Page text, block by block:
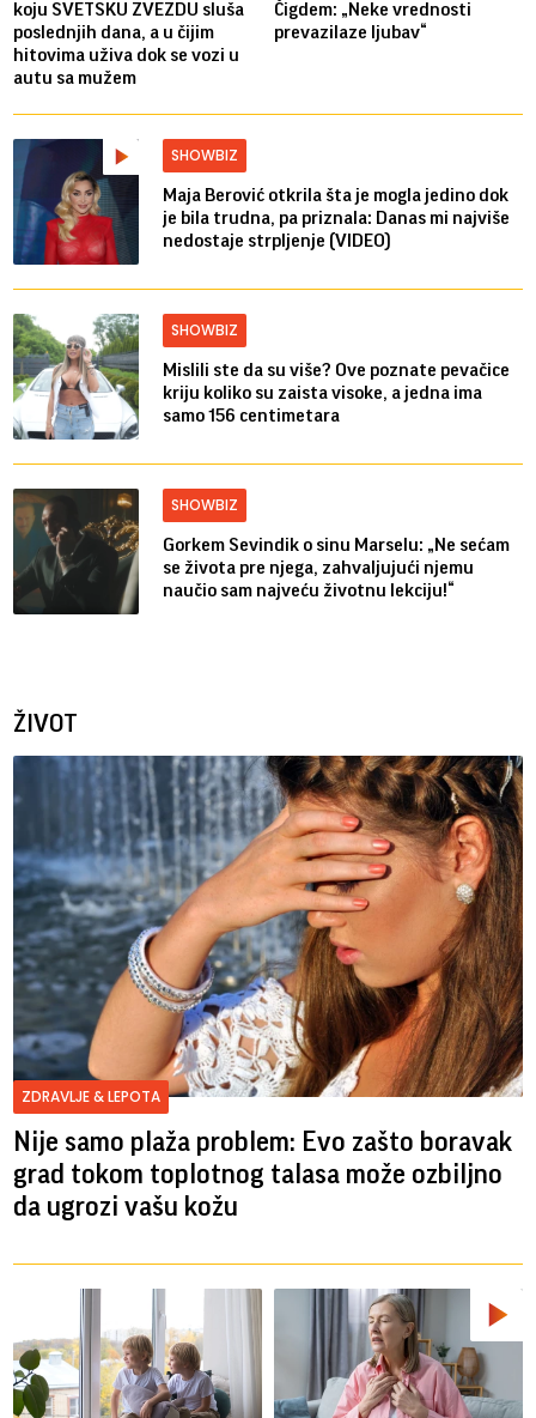
koju SVETSKU ZVEZDU sluša
poslednjih dana, a u čijim
hitovima uživa dok se vozi u
autu sa mužem
Čigdem: „Neke vrednosti
prevazilaze ljubav“
SHOWBIZ
Maja Berović otkrila šta je mogla jedino dok
je bila trudna, pa priznala: Danas mi najviše
nedostaje strpljenje (VIDEO)
SHOWBIZ
Mislili ste da su više? Ove poznate pevačice
kriju koliko su zaista visoke, a jedna ima
samo 156 centimetara
SHOWBIZ
Gorkem Sevindik o sinu Marselu: „Ne sećam
se života pre njega, zahvaljujući njemu
naučio sam najveću životnu lekciju!“
ŽIVOT
ZDRAVLJE & LEPOTA
Nije samo plaža problem: Evo zašto boravak
grad tokom toplotnog talasa može ozbiljno
da ugrozi vašu kožu